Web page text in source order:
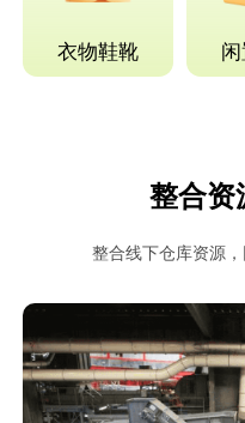
衣物鞋靴
整合资
整合线下仓库资源